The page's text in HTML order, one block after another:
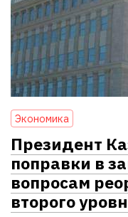
Экономика
Президент
поправки в
вопросам
второго